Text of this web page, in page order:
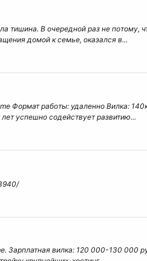
В очередной раз не потому,
домой к семье, оказался в...
Формат работы: удаленно Вилка:
успешно содействует развитию...
Зарплатная вилка: 120 000-130 000